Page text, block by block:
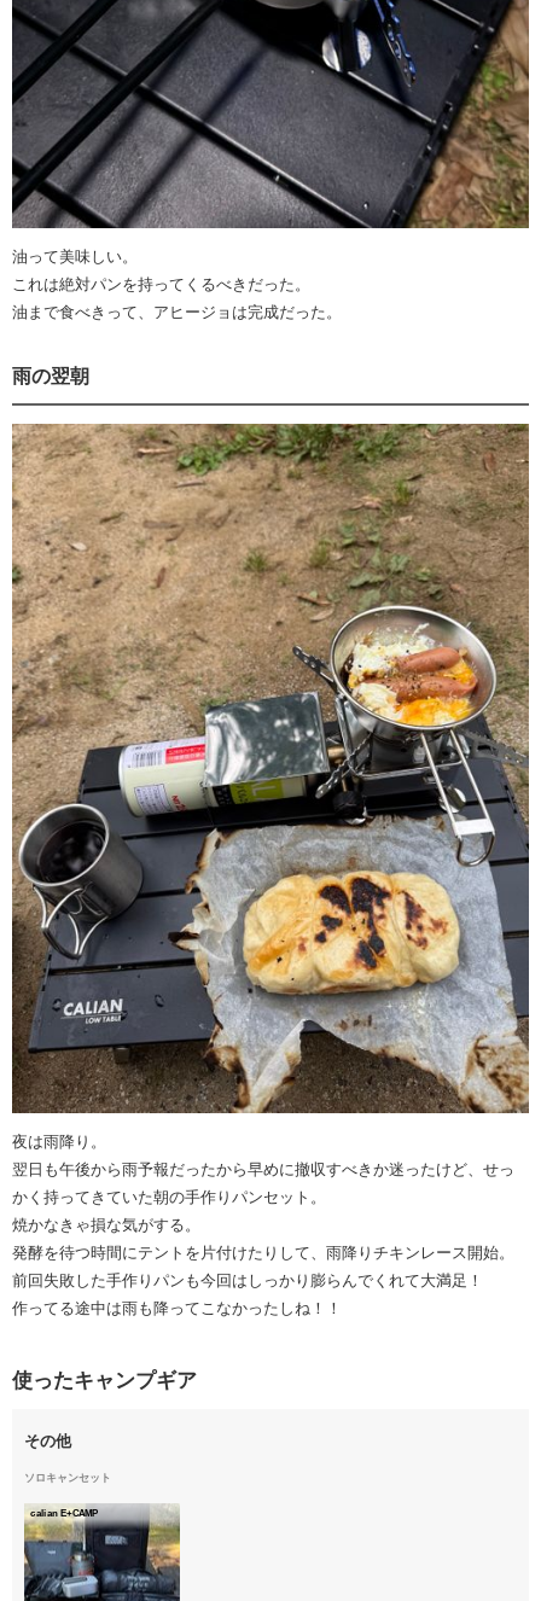
油って美味しい。
これは絶対パンを持ってくるべきだった。
油まで食べきって、アヒージョは完成だった。
雨の翌朝
夜は雨降り。
翌日も午後から雨予報だったから早めに撤収すべきか迷ったけど、せっ
かく持ってきていた朝の手作りパンセット。
焼かなきゃ損な気がする。
発酵を待つ時間にテントを片付けたりして、雨降りチキンレース開始。
前回失敗した手作りパンも今回はしっかり膨らんでくれて大満足！
作ってる途中は雨も降ってこなかったしね！！
使ったキャンプギア
その他
ソロキャンセット
calian E+CAMP